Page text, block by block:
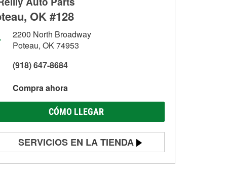
OK #128
2200 North Broadway
Poteau, OK 74953
(918) 647-8684
Compra ahora
CÓMO LLEGAR
SERVICIOS EN LA TIENDA
Prueba de batería